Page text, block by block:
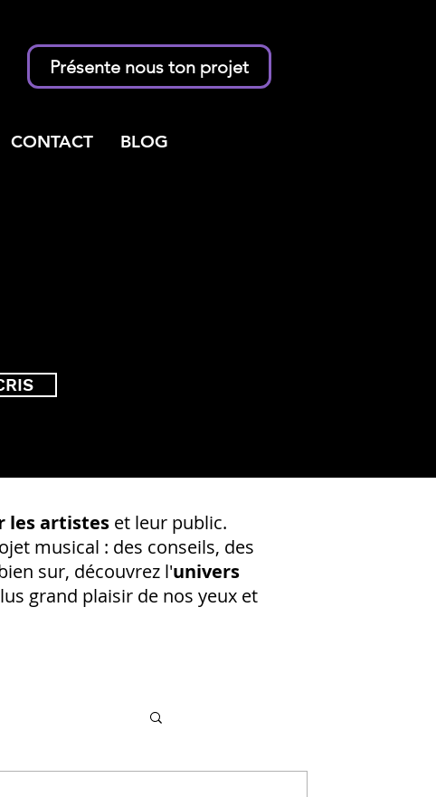
Présente nous ton projet
CONTACT BLOG
les artistes et leur public.
musical : des conseils, des
sur, découvrez l'univers
grand plaisir de nos yeux et